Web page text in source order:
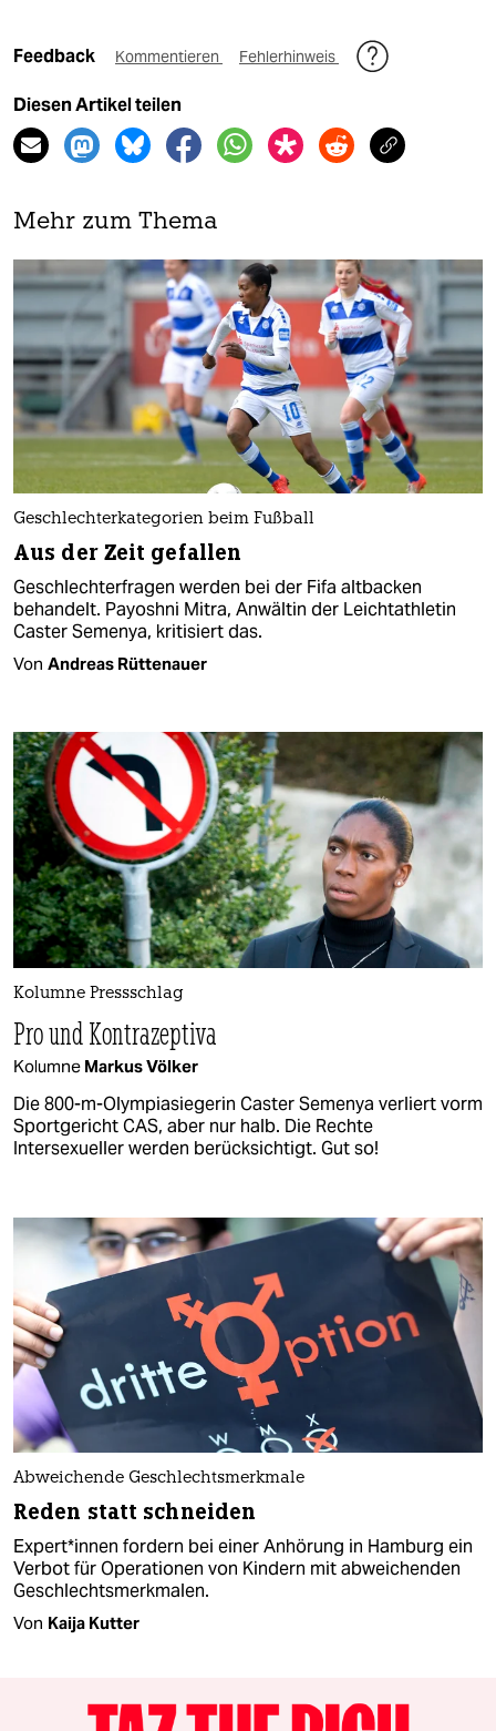
Feedback Kommentieren Fehlerhinweis
Diesen Artikel teilen
Mehr zum Thema
Geschlechterkategorien beim Fußball
Aus der Zeit gefallen
Geschlechterfragen werden bei der Fifa altbacken
behandelt. Payoshni Mitra, Anwältin der Leichtathletin
Caster Semenya, kritisiert das.
Von Andreas Rüttenauer
Kolumne Pressschlag
Pro und Kontrazeptiva
Kolumne Markus Völker
Die 800-m-Olympiasiegerin Caster Semenya verliert vorm
Sportgericht CAS, aber nur halb. Die Rechte
Intersexueller werden berücksichtigt. Gut so!
Abweichende Geschlechtsmerkmale
Reden statt schneiden
Expert*innen fordern bei einer Anhörung in Hamburg ein
Verbot für Operationen von Kindern mit abweichenden
Geschlechtsmerkmalen.
Von Kaija Kutter